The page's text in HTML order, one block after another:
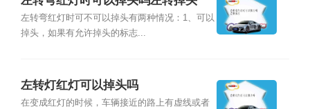
左转弯红灯时可不可以掉头有两种情况：1、可以
掉头，如果有允许掉头的标志...
左转灯红灯可以掉头吗
在变成红灯的时候，车辆接近的路上有虚线或者